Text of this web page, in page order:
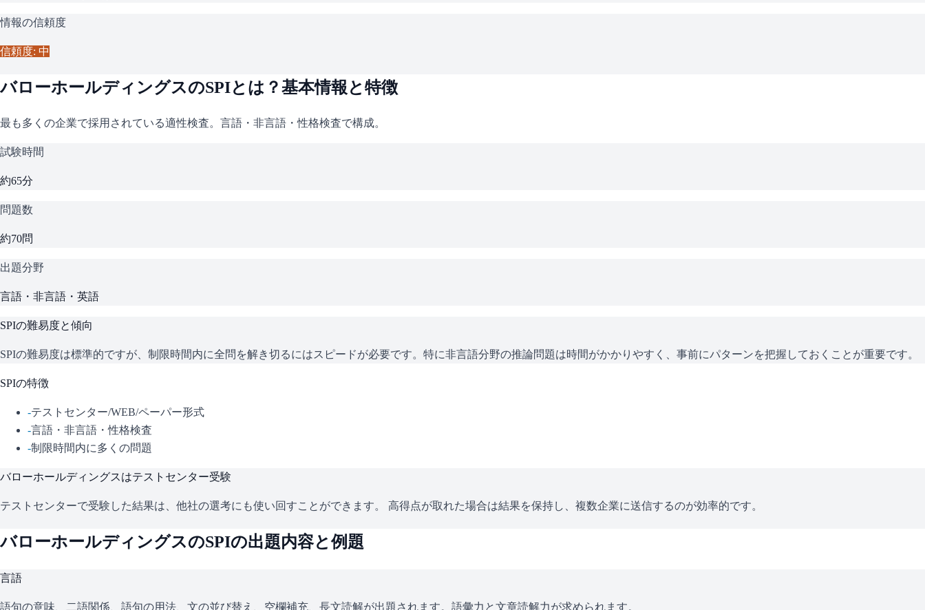
情報の信頼度
信頼度: 中
バローホールディングスのSPIとは？基本情報と特徴
最も多くの企業で採用されている適性検査。言語・非言語・性格検査で構成。
試験時間
約65分
問題数
約70問
出題分野
言語・非言語・英語
SPIの難易度と傾向
SPIの難易度は標準的ですが、制限時間内に全問を解き切るにはスピードが必要です。特に非言語分野の推論問題は時間がかかりやすく、事前にパターンを把握しておくことが重要です。
SPIの特徴
-テストセンター/WEB/ペーパー形式
-言語・非言語・性格検査
-制限時間内に多くの問題
バローホールディングスはテストセンター受験
テストセンターで受験した結果は、他社の選考にも使い回すことができます。 高得点が取れた場合は結果を保持し、複数企業に送信するのが効率的です。
バローホールディングスのSPIの出題内容と例題
言語
語句の意味、二語関係、語句の用法、文の並び替え、空欄補充、長文読解が出題されます。語彙力と文章読解力が求められます。